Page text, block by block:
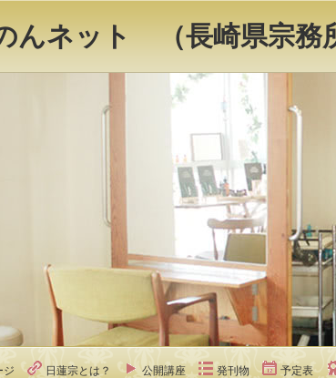
んネット （長崎県宗務
ジ 日蓮宗とは？ 公開講座 発刊物 予定表